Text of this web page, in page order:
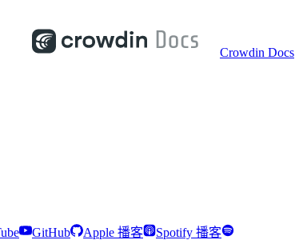
Crowdin Docs
GitHub Apple 播客
Spotify 播客